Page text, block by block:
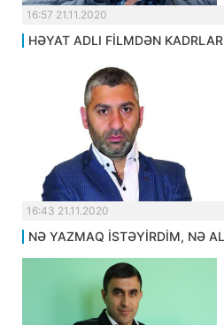
16:57 21.11.2020
HƏYAT ADLI FİLMDƏN
16:43 21.11.2020
NƏ YAZMAQ İSTƏYİRDİM, NƏ